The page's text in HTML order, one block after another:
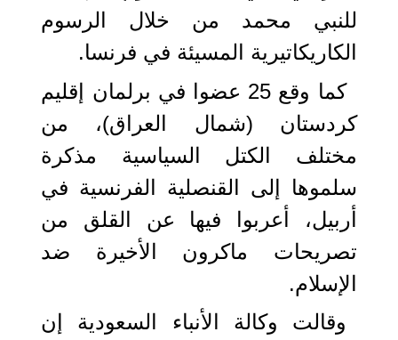
للنبي محمد من خلال الرسوم
الكاريكاتيرية المسيئة في فرنسا.
كما وقع 25 عضوا في برلمان إقليم
كردستان (شمال العراق)، من
مختلف الكتل السياسية مذكرة
سلموها إلى القنصلية الفرنسية في
أربيل، أعربوا فيها عن القلق من
تصريحات ماكرون الأخيرة ضد
الإسلام.
وقالت وكالة الأنباء السعودية إن